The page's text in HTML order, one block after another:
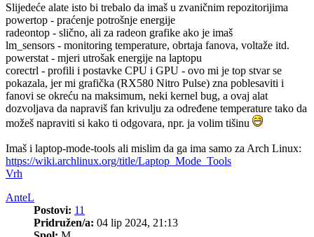
Slijedeće alate isto bi trebalo da imaš u zvaničnim repozitorijima
powertop - praćenje potrošnje energije
radeontop - slično, ali za radeon grafike ako je imaš
lm_sensors - monitoring temperature, obrtaja fanova, voltaže itd.
powerstat - mjeri utrošak energije na laptopu
corectrl - profili i postavke CPU i GPU - ovo mi je top stvar se
pokazala, jer mi grafička (RX580 Nitro Pulse) zna poblesaviti i
fanovi se okreću na maksimum, neki kernel bug, a ovaj alat
dozvoljava da napraviš fan krivulju za određene temperature tako da
možeš napraviti si kako ti odgovara, npr. ja volim tišinu
Imaš i laptop-mode-tools ali mislim da ga ima samo za Arch Linux:
https://wiki.archlinux.org/title/Laptop_Mode_Tools
Vrh
AnteL
Postovi: 11
Pridružen/a: 04 lip 2024, 21:13